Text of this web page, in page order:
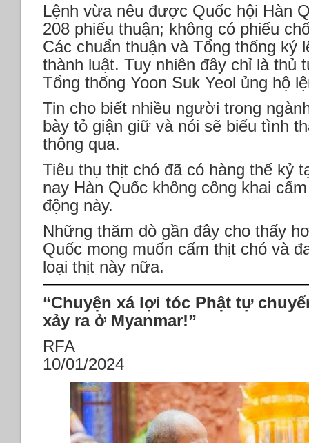
Lệnh vừa nêu được Quốc hội Hàn
208 phiếu thuận; không có phiếu
Các chuẩn thuận và Tổng thống ký
thành luật. Tuy nhiên đây chỉ là thủ
Tổng thống Yoon Suk Yeol ủng hộ
Tin cho biết nhiều người trong
bày tỏ giận giữ và nói sẽ biểu tình
thông qua.
Tiêu thụ thịt chó đã có hàng thế kỷ
nay Hàn Quốc không công khai
động này.
Những thăm dò gần đây cho thấy
Quốc mong muốn cấm thịt chó và
loại thịt này nữa.
“Chuyện xá lợi tóc Phật tự
xảy ra ở Myanmar!”
RFA
10/01/2024